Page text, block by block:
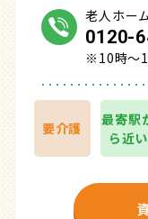
老人ホー
0120-
※10時～
要介護
最寄駅
ら近い